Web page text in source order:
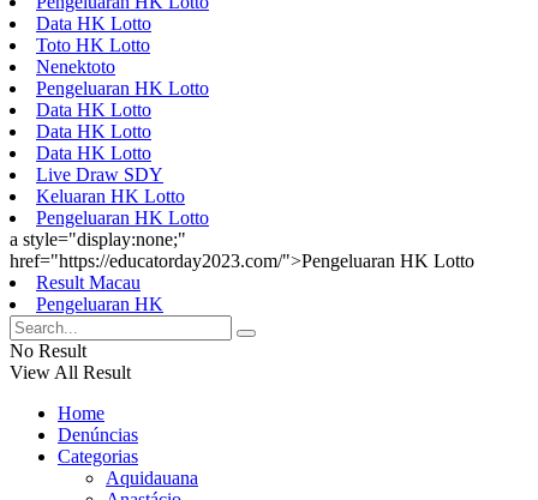
Data HK Lotto
Toto HK Lotto
Nenektoto
Pengeluaran HK Lotto
Data HK Lotto
Data HK Lotto
Data HK Lotto
Live Draw SDY
Keluaran HK Lotto
Pengeluaran HK Lotto
a style="display:none;"
href="https://educatorday2023.com/">Pengeluaran HK Lotto
Result Macau
Pengeluaran HK
No Result
View All Result
Home
Denúncias
Categorias
Aquidauana